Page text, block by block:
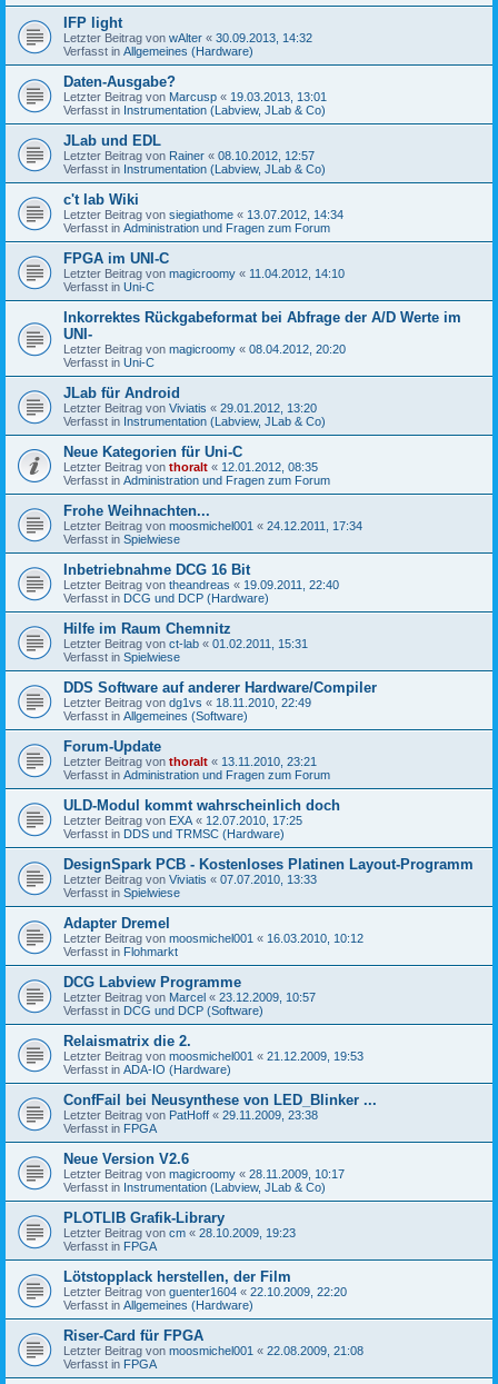
IFP light
Letzter Beitrag von wAlter « 30.09.2013, 14:32
Verfasst in Allgemeines (Hardware)
Daten-Ausgabe?
Letzter Beitrag von Marcusp « 19.03.2013, 13:01
Verfasst in Instrumentation (Labview, JLab & Co)
JLab und EDL
Letzter Beitrag von Rainer « 08.10.2012, 12:57
Verfasst in Instrumentation (Labview, JLab & Co)
c't lab Wiki
Letzter Beitrag von siegiathome « 13.07.2012, 14:34
Verfasst in Administration und Fragen zum Forum
FPGA im UNI-C
Letzter Beitrag von magicroomy « 11.04.2012, 14:10
Verfasst in Uni-C
Inkorrektes Rückgabeformat bei Abfrage der A/D Werte im
UNI-
Letzter Beitrag von magicroomy « 08.04.2012, 20:20
Verfasst in Uni-C
JLab für Android
Letzter Beitrag von Viviatis « 29.01.2012, 13:20
Verfasst in Instrumentation (Labview, JLab & Co)
Neue Kategorien für Uni-C
Letzter Beitrag von thoralt « 12.01.2012, 08:35
Verfasst in Administration und Fragen zum Forum
Frohe Weihnachten...
Letzter Beitrag von moosmichel001 « 24.12.2011, 17:34
Verfasst in Spielwiese
Inbetriebnahme DCG 16 Bit
Letzter Beitrag von theandreas « 19.09.2011, 22:40
Verfasst in DCG und DCP (Hardware)
Hilfe im Raum Chemnitz
Letzter Beitrag von ct-lab « 01.02.2011, 15:31
Verfasst in Spielwiese
DDS Software auf anderer Hardware/Compiler
Letzter Beitrag von dg1vs « 18.11.2010, 22:49
Verfasst in Allgemeines (Software)
Forum-Update
Letzter Beitrag von thoralt « 13.11.2010, 23:21
Verfasst in Administration und Fragen zum Forum
ULD-Modul kommt wahrscheinlich doch
Letzter Beitrag von EXA « 12.07.2010, 17:25
Verfasst in DDS und TRMSC (Hardware)
DesignSpark PCB - Kostenloses Platinen Layout-Programm
Letzter Beitrag von Viviatis « 07.07.2010, 13:33
Verfasst in Spielwiese
Adapter Dremel
Letzter Beitrag von moosmichel001 « 16.03.2010, 10:12
Verfasst in Flohmarkt
DCG Labview Programme
Letzter Beitrag von Marcel « 23.12.2009, 10:57
Verfasst in DCG und DCP (Software)
Relaismatrix die 2.
Letzter Beitrag von moosmichel001 « 21.12.2009, 19:53
Verfasst in ADA-IO (Hardware)
ConfFail bei Neusynthese von LED_Blinker ...
Letzter Beitrag von PatHoff « 29.11.2009, 23:38
Verfasst in FPGA
Neue Version V2.6
Letzter Beitrag von magicroomy « 28.11.2009, 10:17
Verfasst in Instrumentation (Labview, JLab & Co)
PLOTLIB Grafik-Library
Letzter Beitrag von cm « 28.10.2009, 19:23
Verfasst in FPGA
Lötstopplack herstellen, der Film
Letzter Beitrag von guenter1604 « 22.10.2009, 22:20
Verfasst in Allgemeines (Hardware)
Riser-Card für FPGA
Letzter Beitrag von moosmichel001 « 22.08.2009, 21:08
Verfasst in FPGA